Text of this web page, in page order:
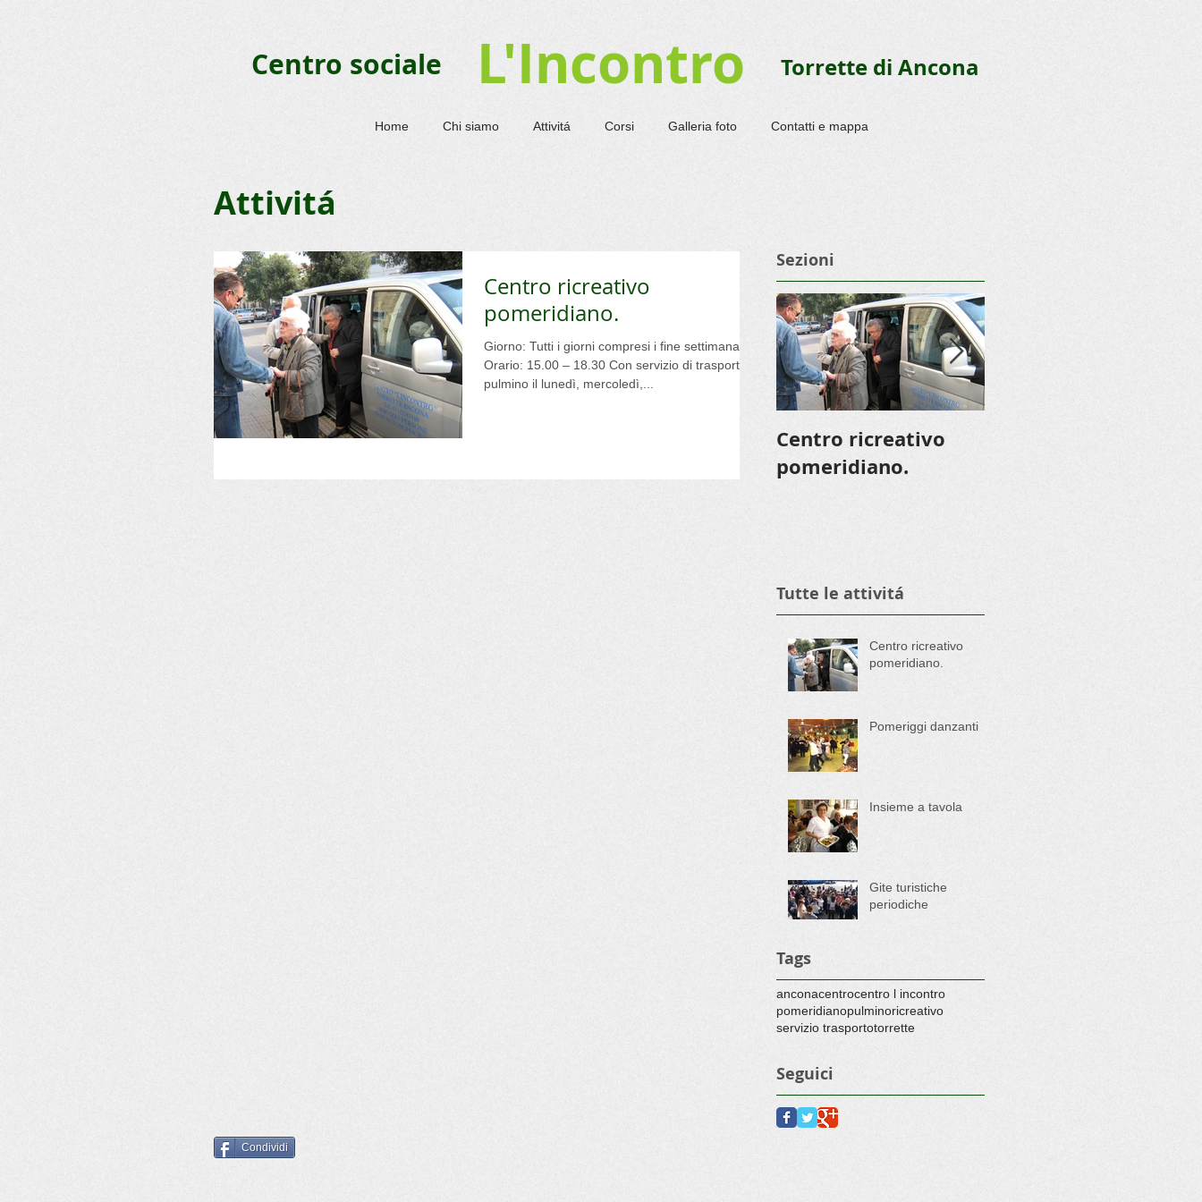
L'Incontro
Centro sociale Torrette di Ancona
Home Chi siamo Attivitá Corsi Galleria foto Contatti e mappa
Attivitá
Centro ricreativo
pomeridiano.
Giorno: Tutti i giorni compresi i fine settimana.
Orario: 15.00 – 18.30 Con servizio di trasporto in
pulmino il lunedì, mercoledì,...
Sezioni
Centro ricreativo
pomeridiano.
Tutte le attivitá
Centro ricreativo
pomeridiano.
Pomeriggi danzanti
Insieme a tavola
Gite turistiche
periodiche
Tags
anconacentrocentro l incontro
pomeridianopulminoricreativo
servizio trasportotorrette
Seguici
Condividi